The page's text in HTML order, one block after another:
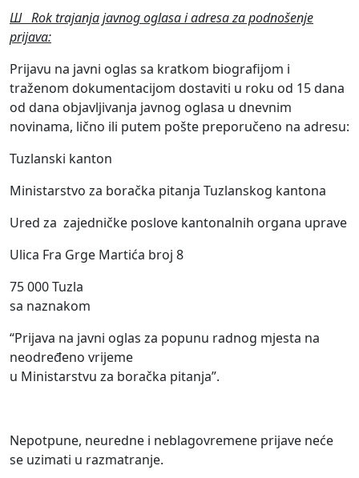
Ш Rok trajanja javnog oglasa i adresa za podnošenje
prijava:
Prijavu na javni oglas sa kratkom biografijom i
traženom dokumentacijom dostaviti u roku od 15 dana
od dana objavljivanja javnog oglasa u dnevnim
novinama, lično ili putem pošte preporučeno na adresu:
Tuzlanski kanton
Ministarstvo za boračka pitanja Tuzlanskog kantona
Ured za zajedničke poslove kantonalnih organa uprave
Ulica Fra Grge Martića broj 8
75 000 Tuzla
sa naznakom
“Prijava na javni oglas za popunu radnog mjesta na
neodređeno vrijeme
u Ministarstvu za boračka pitanja”.
Nepotpune, neuredne i neblagovremene prijave neće
se uzimati u razmatranje.